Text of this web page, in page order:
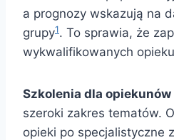
a prognozy wskazują na
grupy1. To sprawia, że
wykwalifikowanych
Szkolenia dla
szeroki zakres tematów.
opieki po specjalistyczne